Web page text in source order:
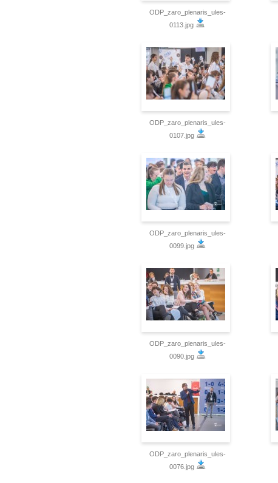
ODP_zaro_plenaris_ules-
0113.jpg
ODP_zaro_plenaris_ules-
0107.jpg
ODP_zaro_plenaris_ules-
0099.jpg
ODP_zaro_plenaris_ules-
0090.jpg
ODP_zaro_plenaris_ules-
0076.jpg